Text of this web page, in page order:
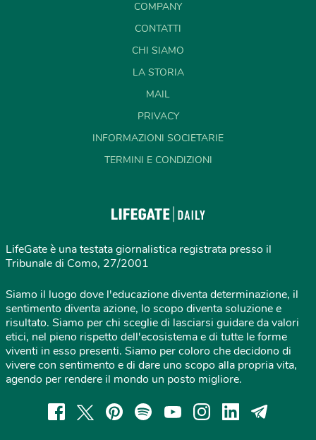
COMPANY
CONTATTI
CHI SIAMO
LA STORIA
MAIL
PRIVACY
INFORMAZIONI SOCIETARIE
TERMINI E CONDIZIONI
LifeGate è una testata giornalistica registrata presso il
Tribunale di Como, 27/2001
Siamo il luogo dove l'educazione diventa determinazione, il
sentimento diventa azione, lo scopo diventa soluzione e
risultato. Siamo per chi sceglie di lasciarsi guidare da valori
etici, nel pieno rispetto dell'ecosistema e di tutte le forme
viventi in esso presenti. Siamo per coloro che decidono di
vivere con sentimento e di dare uno scopo alla propria vita,
agendo per rendere il mondo un posto migliore.